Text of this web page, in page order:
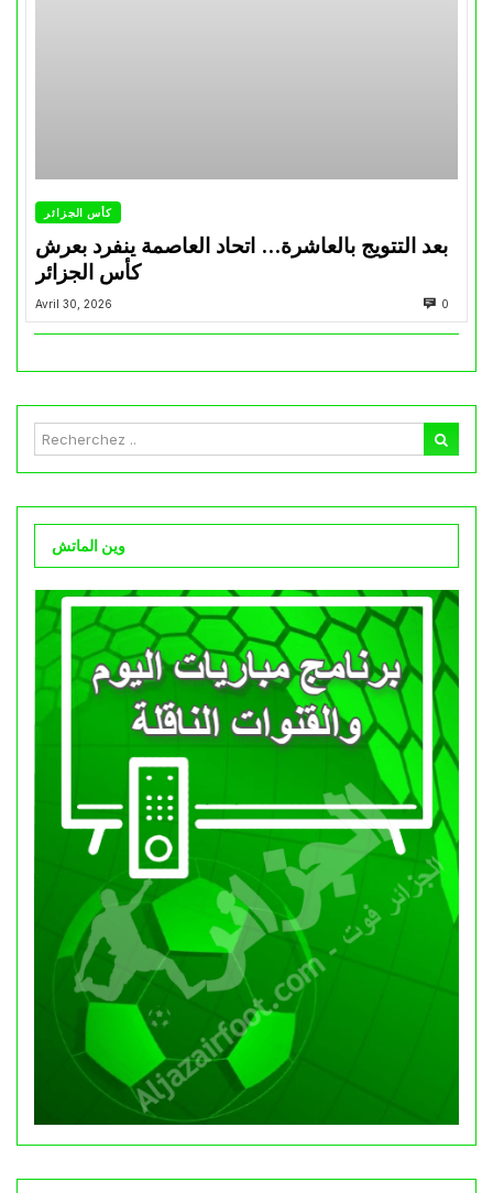
كأس الجزائر
بعد التتويج بالعاشرة… اتحاد العاصمة ينفرد بعرش
كأس الجزائر
Avril 30, 2026 0
وين الماتش